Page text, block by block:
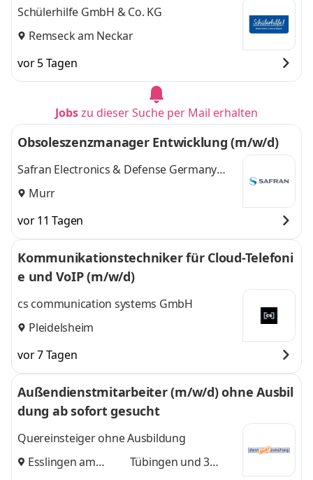
Schülerhilfe GmbH & Co. KG
Remseck am Neckar
vor 5 Tagen
Jobszu dieser Suche per Mail erhalten
Obsoleszenzmanager Entwicklung (m/w/d)
Safran Electronics & Defense Germany
GmbH
Murr
vor 11 Tagen
Kommunikationstechniker für Cloud-Telefoni
e und VoIP (m/w/d)
cs communication systems GmbH
Pleidelsheim
vor 7 Tagen
Außendienstmitarbeiter (m/w/d) ohne Ausbil
dung ab sofort gesucht
Quereinsteiger ohne Ausbildung
Esslingen am
Tübingen und 3